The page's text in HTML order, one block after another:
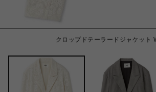
クロップドテーラードジャケット